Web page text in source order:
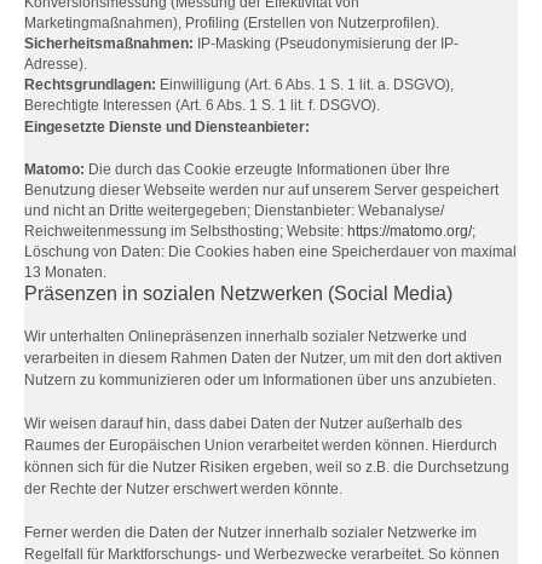
Marketingmaßnahmen), Profiling (Erstellen von Nutzerprofilen).
Sicherheitsmaßnahmen: IP-Masking (Pseudonymisierung der IP-
Adresse).
Rechtsgrundlagen: Einwilligung (Art. 6 Abs. 1 S. 1 lit. a. DSGVO),
Berechtigte Interessen (Art. 6 Abs. 1 S. 1 lit. f. DSGVO).
Eingesetzte Dienste und Diensteanbieter:
Matomo: Die durch das Cookie erzeugte Informationen über Ihre
Benutzung dieser Webseite werden nur auf unserem Server gespeichert
und nicht an Dritte weitergegeben; Dienstanbieter: Webanalyse/
Reichweitenmessung im Selbsthosting; Website: https://matomo.org/;
Löschung von Daten: Die Cookies haben eine Speicherdauer von maximal
13 Monaten.
Präsenzen in sozialen Netzwerken (Social Media)
Wir unterhalten Onlinepräsenzen innerhalb sozialer Netzwerke und
verarbeiten in diesem Rahmen Daten der Nutzer, um mit den dort aktiven
Nutzern zu kommunizieren oder um Informationen über uns anzubieten.
Wir weisen darauf hin, dass dabei Daten der Nutzer außerhalb des
Raumes der Europäischen Union verarbeitet werden können. Hierdurch
können sich für die Nutzer Risiken ergeben, weil so z.B. die Durchsetzung
der Rechte der Nutzer erschwert werden könnte.
Ferner werden die Daten der Nutzer innerhalb sozialer Netzwerke im
Regelfall für Marktforschungs- und Werbezwecke verarbeitet. So können